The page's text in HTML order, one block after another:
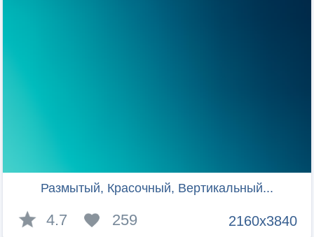
Размытый, Красочный, Вертикальный...
2160x3840
4.7 259